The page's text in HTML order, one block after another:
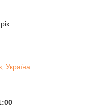
Україна